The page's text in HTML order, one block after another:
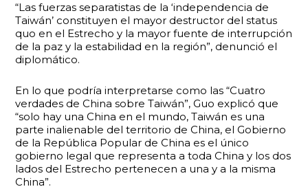
“Las fuerzas separatistas de la ‘independencia de
Taiwán’ constituyen el mayor destructor del status
quo en el Estrecho y la mayor fuente de interrupción
de la paz y la estabilidad en la región”, denunció el
diplomático.
En lo que podría interpretarse como las “Cuatro
verdades de China sobre Taiwán”, Guo explicó que
“solo hay una China en el mundo, Taiwán es una
parte inalienable del territorio de China, el Gobierno
de la República Popular de China es el único
gobierno legal que representa a toda China y los dos
lados del Estrecho pertenecen a una y a la misma
China”.